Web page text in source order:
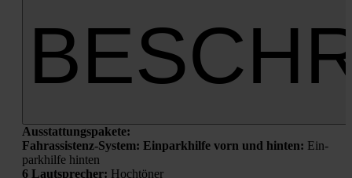
Aus­stat­tungs­pa­ke­te:
Fahr­as­sis­tenz-Sys­tem: Ein­park­hil­fe vorn und hin­ten: Ein­
park­hil­fe hin­ten
6 Laut­spre­cher: Hoch­tö­ner